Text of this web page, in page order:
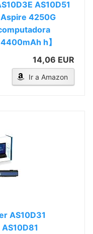
AS10D51
Aspire 4250G
h】
14,06 EUR
Ir a Amazon
AS10D31